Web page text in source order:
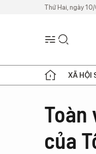
Thứ Hai, ngày
XÃ HỘI
Toàn
của